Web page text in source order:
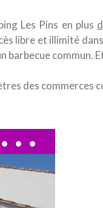
Les Pins en plus
libre et illimité
barbecue
des commerces
• • •